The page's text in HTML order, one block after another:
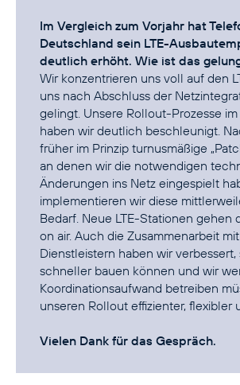
Im Vergleich zum Vorjahr hat
Deutschland sein LTE-
deutlich erhöht. Wie ist das
Wir konzentrieren uns voll auf den
uns nach Abschluss der
gelingt. Unsere Rollout-Prozesse
haben wir deutlich beschleunigt.
früher im Prinzip turnusmäßige
an denen wir die notwendigen
Änderungen ins Netz eingespielt
implementieren wir diese
Bedarf. Neue LTE-Stationen gehen
on air. Auch die Zusammenarbeit
Dienstleistern haben wir verbessert,
schneller bauen können und wir
Koordinationsaufwand betreiben
unseren Rollout effizienter, flexibler
Vielen Dank für das Gespräch.